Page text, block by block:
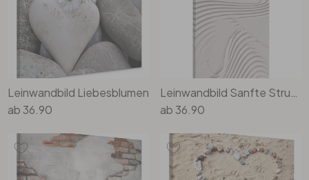
Wohnzimmer
Schlafzimmer
Kinderzimmer
Küche
Wohnzimmer
Schlafzimmer
Kinderzimmer
Bad
Tapeten Grün
Tapeten Pink & Rosa
Tapeten Türkis
Tapeten Lila & Violett
Leinwandbild Liebesblumen
ab36.90
ab36.90